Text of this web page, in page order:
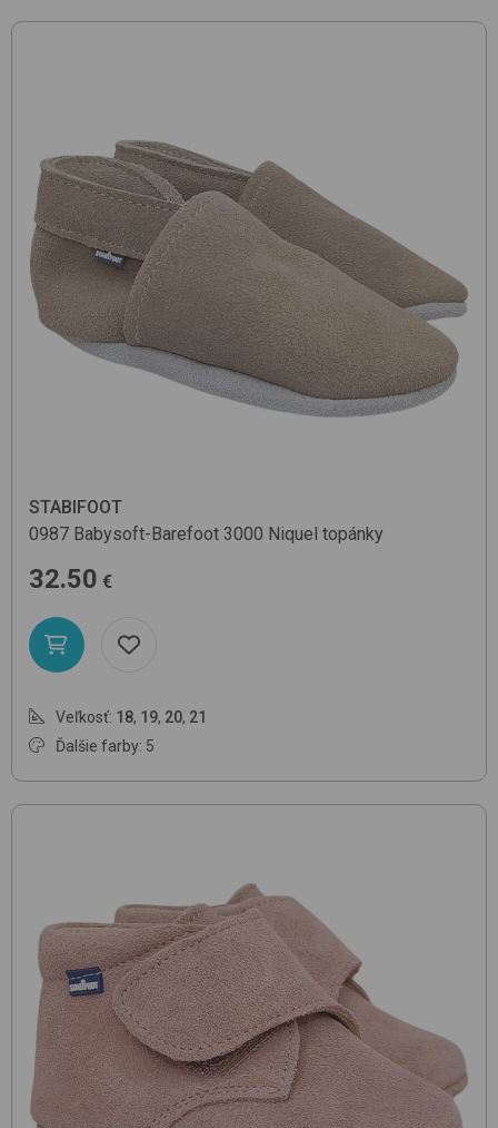
STABIFOOT
0987 Babysoft-Barefoot 3000 Niquel topánky
32.50 €
Veľkosť: 18, 19, 20, 21
Ďalšie farby: 5